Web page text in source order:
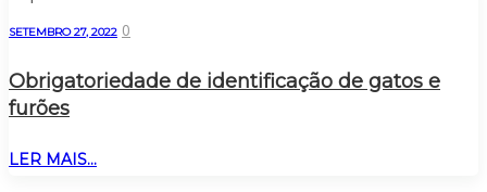
SETEMBRO 27, 2022 0
Obrigatoriedade de identificação de gatos e
furões
LER MAIS...